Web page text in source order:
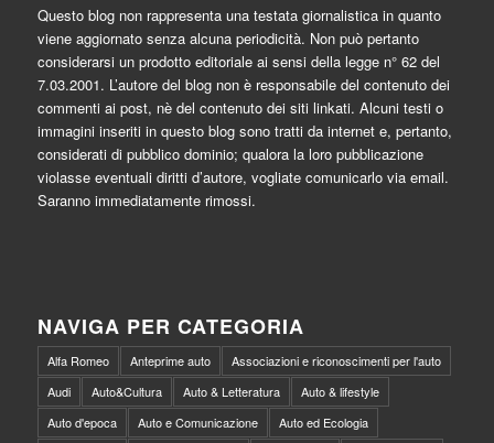
Questo blog non rappresenta una testata giornalistica in quanto
viene aggiornato senza alcuna periodicità. Non può pertanto
considerarsi un prodotto editoriale ai sensi della legge n° 62 del
7.03.2001. L’autore del blog non è responsabile del contenuto dei
commenti ai post, nè del contenuto dei siti linkati. Alcuni testi o
immagini inseriti in questo blog sono tratti da internet e, pertanto,
considerati di pubblico dominio; qualora la loro pubblicazione
violasse eventuali diritti d’autore, vogliate comunicarlo via email.
Saranno immediatamente rimossi.
NAVIGA PER CATEGORIA
Alfa Romeo Anteprime auto
Associazioni e riconoscimenti per l'auto
Audi
Auto&Cultura Auto & Letteratura
Auto & lifestyle
Auto d'epoca
Auto e Comunicazione
Auto ed Ecologia